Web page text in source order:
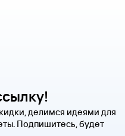
делимся идеями для
Подпишитесь, будет